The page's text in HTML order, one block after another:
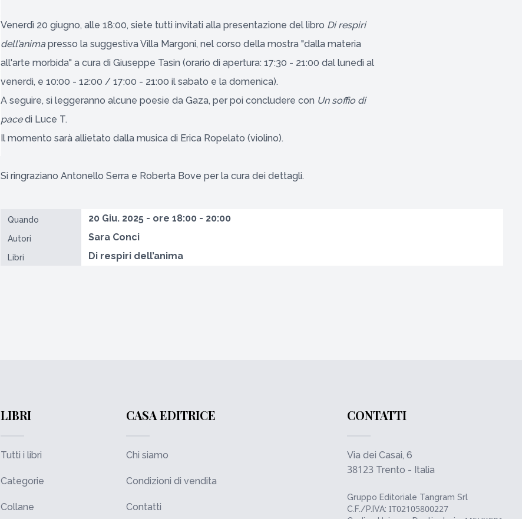
Venerdì 20 giugno, alle 18:00, siete tutti invitati alla presentazione del libro Di respiri
dell’anima presso la suggestiva Villa Margoni, nel corso della mostra "dalla materia
all'arte morbida" a cura di Giuseppe Tasin (orario di apertura: 17:30 - 21:00 dal lunedì al
venerdì, e 10:00 - 12:00 / 17:00 - 21:00 il sabato e la domenica).
A seguire, si leggeranno alcune poesie da Gaza, per poi concludere con Un soffio di
pacedi Luce T.
Il momento sarà allietato dalla musica di Erica Ropelato (violino).
Si ringraziano Antonello Serra e Roberta Bove per la cura dei dettagli.
Quando 20 Giu. 2025 - ore 18:00 - 20:00
Autori Sara Conci
Libri Di respiri dell’anima
LIBRI
Tutti i libri
Categorie
Collane
CASA EDITRICE
Chi siamo
Condizioni di vendita
Contatti
CONTATTI
Via dei Casai, 6
38123 Trento - Italia
Gruppo Editoriale Tangram Srl
C.F./P.IVA: IT02105800227